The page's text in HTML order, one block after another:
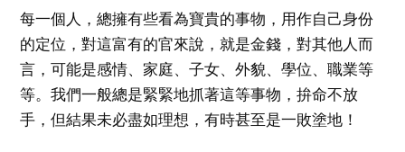
每一個人，總擁有些看為寶貴的事物，用作自己身份
的定位，對這富有的官來說，就是金錢，對其他人而
言，可能是感情、家庭、子女、外貌、學位、職業等
等。我們一般總是緊緊地抓著這等事物，拚命不放
手，但結果未必盡如理想，有時甚至是一敗塗地！